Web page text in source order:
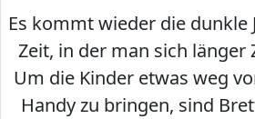
Es kommt wieder die dunkle
Zeit, in der man sich länger
Um die Kinder etwas weg
Handy zu bringen, sind